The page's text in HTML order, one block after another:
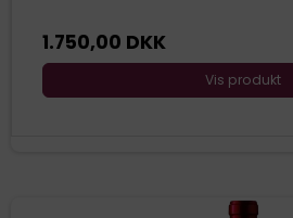
1.750,00 DKK
Vis produkt